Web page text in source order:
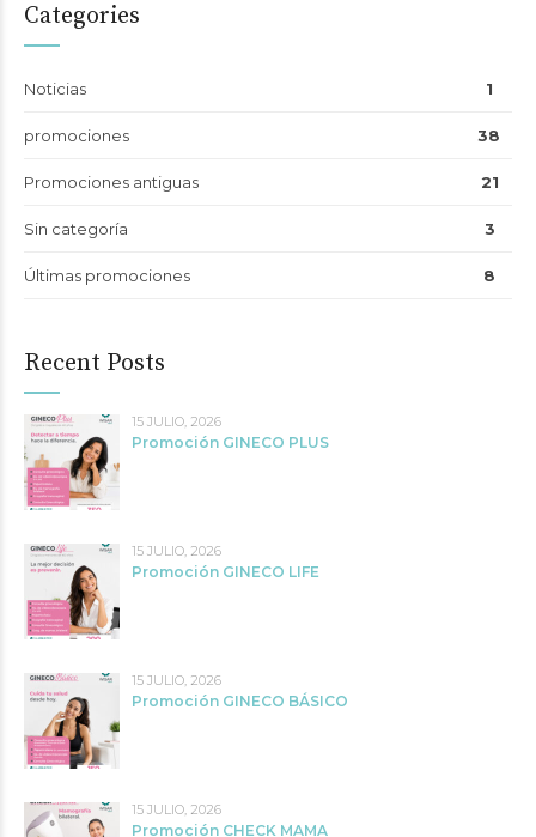
Categories
Noticias 1
promociones 38
Promociones antiguas 21
Sin categoría 3
Últimas promociones 8
Recent Posts
15 JULIO, 2026
Promoción GINECO PLUS
15 JULIO, 2026
Promoción GINECO LIFE
15 JULIO, 2026
Promoción GINECO BÁSICO
15 JULIO, 2026
Promoción CHECK MAMA